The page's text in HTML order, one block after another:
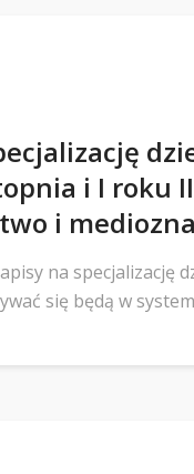
i I roku
i
na specjalizację
się będą w